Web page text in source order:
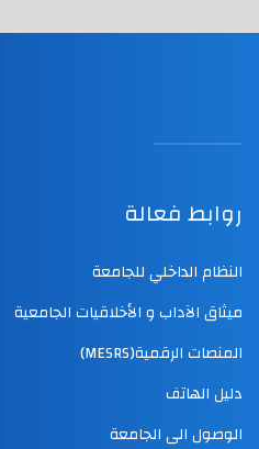
روابط فعالة
النظام الداخلي للجامعة
ميثاق الآداب و الأخلاقيات الجامعية
المنصات الرقمية(MESRS)
دليل الهاتف
الوصول الى الجامعة